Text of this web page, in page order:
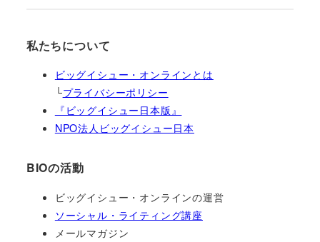
私たちについて
ビッグイシュー・オンラインとは
└プライバシーポリシー
『ビッグイシュー日本版』
NPO法人ビッグイシュー日本
BIOの活動
ビッグイシュー・オンラインの運営
ソーシャル・ライティング講座
メールマガジン